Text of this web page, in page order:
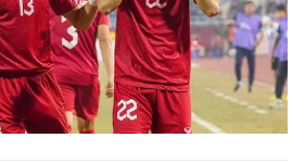
Liên hệ quảng cáo
0908 780 404
RSS Tòa soạn Chính sách bảo